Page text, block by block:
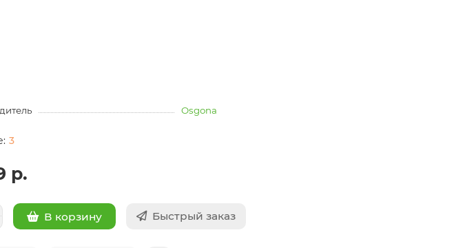
Osgona
3
р.
В корзину Быстрый заказ